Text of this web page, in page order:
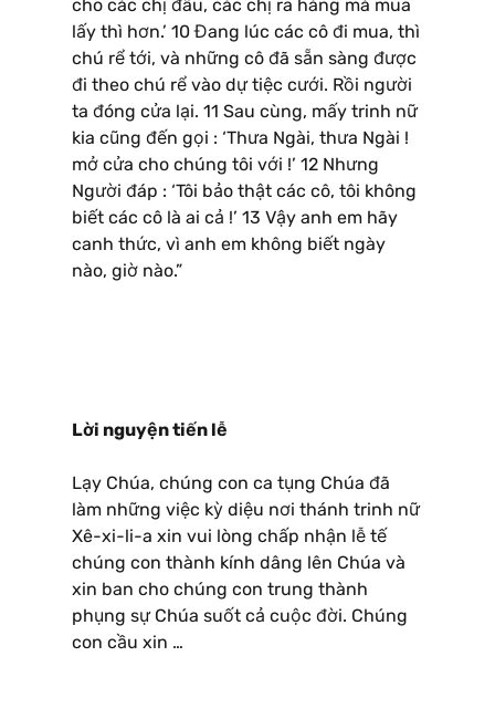
cho các chị đâu, các chị ra hàng mà mua
lấy thì hơn.’ 10 Đang lúc các cô đi mua, thì
chú rể tới, và những cô đã sẵn sàng được
đi theo chú rể vào dự tiệc cưới. Rồi người
ta đóng cửa lại. 11 Sau cùng, mấy trinh nữ
kia cũng đến gọi : ‘Thưa Ngài, thưa Ngài !
mở cửa cho chúng tôi với !’ 12 Nhưng
Người đáp : ‘Tôi bảo thật các cô, tôi không
biết các cô là ai cả !’ 13 Vậy anh em hãy
canh thức, vì anh em không biết ngày
nào, giờ nào.”
Lời nguyện tiến lễ
Lạy Chúa, chúng con ca tụng Chúa đã
làm những việc kỳ diệu nơi thánh trinh nữ
Xê-xi-li-a xin vui lòng chấp nhận lễ tế
chúng con thành kính dâng lên Chúa và
xin ban cho chúng con trung thành
phụng sự Chúa suốt cả cuộc đời. Chúng
con cầu xin …